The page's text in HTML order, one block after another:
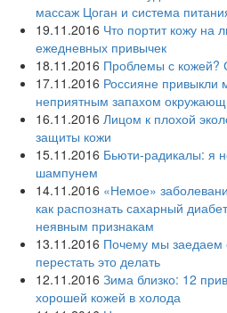
массаж Цоган и система
19.11.2016 Что портит кожу на
ежедневных привычек
18.11.2016 Проблемы с кожей?
17.11.2016 Россияне привыкли
неприятным запахом
16.11.2016 Лицом к плохой
защиты кожи
15.11.2016 Бьюти-радикалы: я
шампунем
14.11.2016 «Немое»
как распознать сахарный
неявным признакам
13.11.2016 Почему мы заедаем
перестать это делать
12.11.2016 Зима близко: 12
хорошей кожей в холода